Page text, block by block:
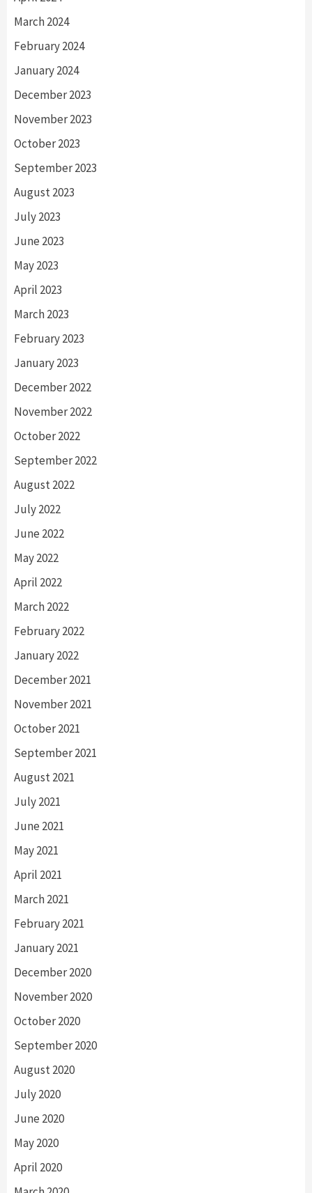
March 2024
February 2024
January 2024
December 2023
November 2023
October 2023
September 2023
August 2023
July 2023
June 2023
May 2023
April 2023
March 2023
February 2023
January 2023
December 2022
November 2022
October 2022
September 2022
August 2022
July 2022
June 2022
May 2022
April 2022
March 2022
February 2022
January 2022
December 2021
November 2021
October 2021
September 2021
August 2021
July 2021
June 2021
May 2021
April 2021
March 2021
February 2021
January 2021
December 2020
November 2020
October 2020
September 2020
August 2020
July 2020
June 2020
May 2020
April 2020